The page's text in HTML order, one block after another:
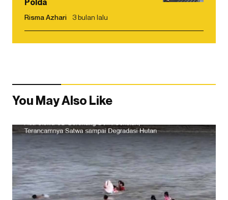
Polda
Risma Azhari 3 bulan lalu
You May Also Like